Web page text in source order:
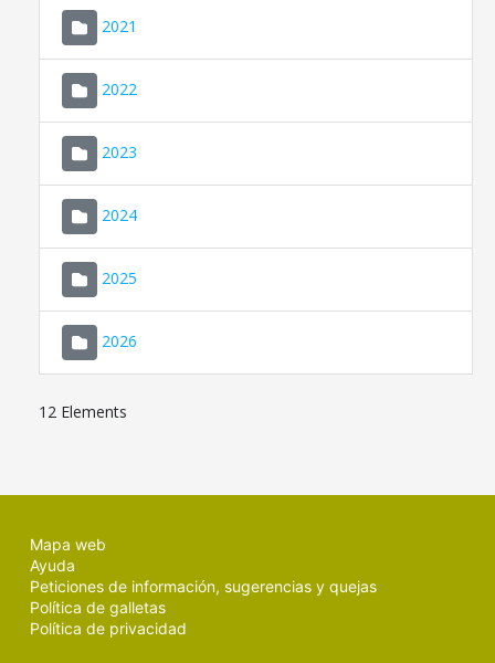
2021
2022
2023
2024
2025
2026
12 Elements
Mapa web
Ayuda
Peticiones de información, sugerencias y quejas
Política de galletas
Política de privacidad